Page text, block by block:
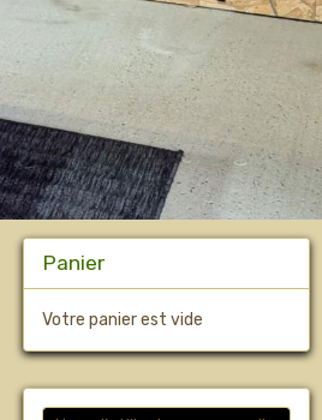
Panier
Votre panier est vide